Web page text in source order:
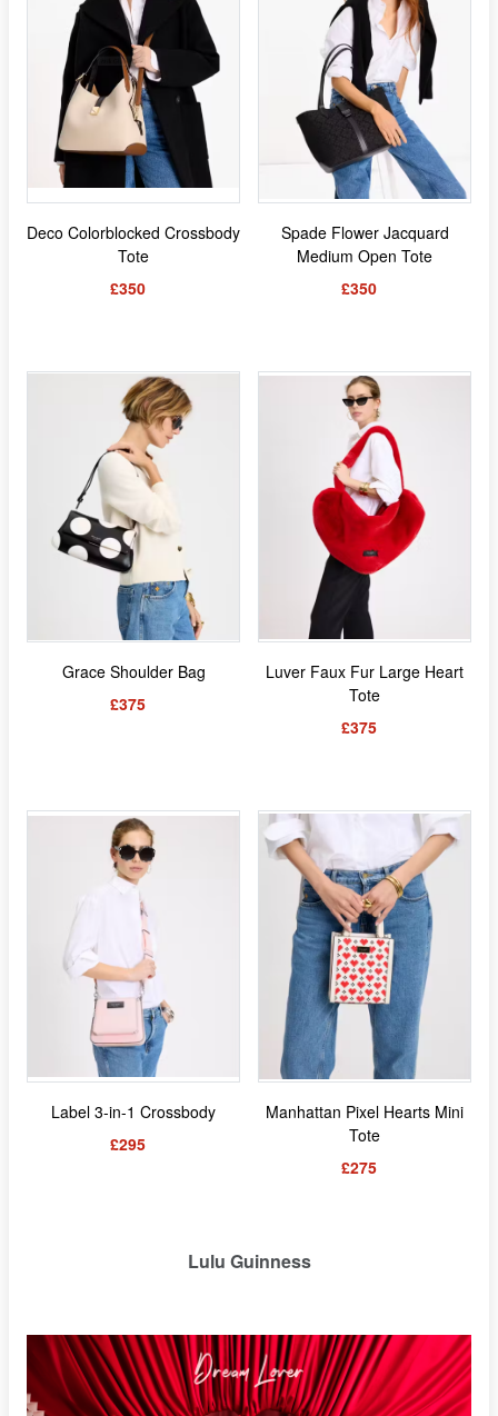
Deco Colorblocked Crossbody
Tote
£350
Spade Flower Jacquard
Medium Open Tote
£350
Grace Shoulder Bag
£375
Luver Faux Fur Large Heart
Tote
£375
Label 3-in-1 Crossbody
£295
Manhattan Pixel Hearts Mini
Tote
£275
Lulu Guinness